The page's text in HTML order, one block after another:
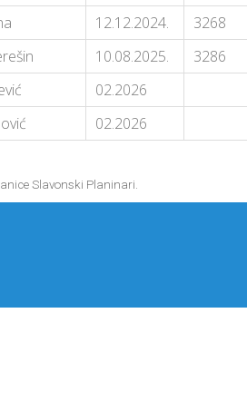
12.12.2024.
3268
10.08.2025.
3286
02.2026
02.2026
Slavonski Planinari.